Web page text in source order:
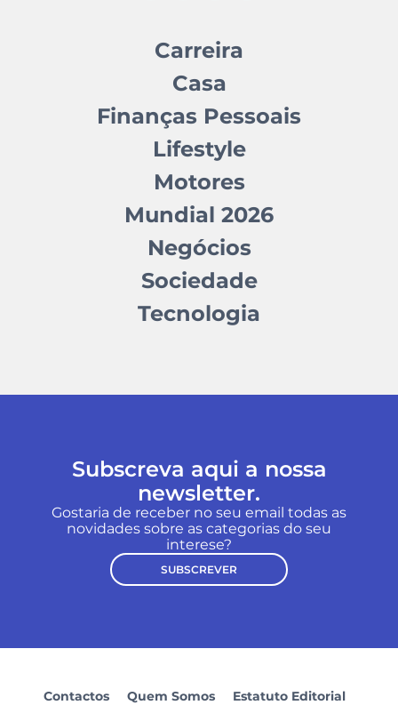
Carreira
Casa
Finanças Pessoais
Lifestyle
Motores
Mundial 2026
Negócios
Sociedade
Tecnologia
Subscreva aqui a nossa
newsletter.
Gostaria de receber no seu email todas as
novidades sobre as categorias do seu
interese?
SUBSCREVER
Contactos Quem Somos Estatuto Editorial